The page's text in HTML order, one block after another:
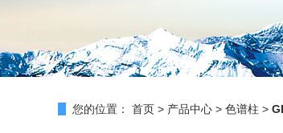
您的位置： 首页 > 产品中心 > 色谱柱 >